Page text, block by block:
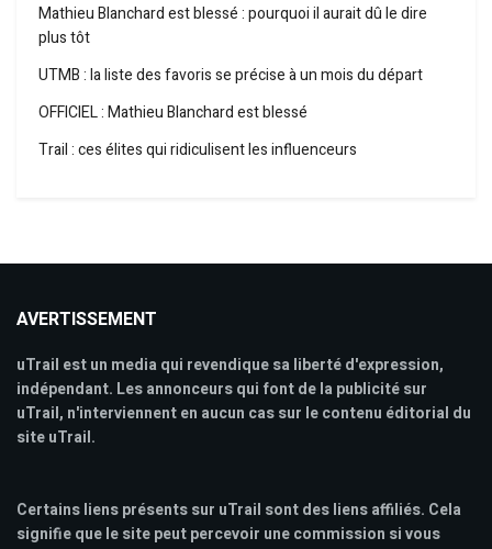
Mathieu Blanchard est blessé : pourquoi il aurait dû le dire
plus tôt
UTMB : la liste des favoris se précise à un mois du départ
OFFICIEL : Mathieu Blanchard est blessé
Trail : ces élites qui ridiculisent les influenceurs
AVERTISSEMENT
uTrail est un media qui revendique sa liberté d'expression,
indépendant. Les annonceurs qui font de la publicité sur
uTrail, n'interviennent en aucun cas sur le contenu éditorial du
site uTrail.
Certains liens présents sur uTrail sont des liens affiliés. Cela
signifie que le site peut percevoir une commission si vous